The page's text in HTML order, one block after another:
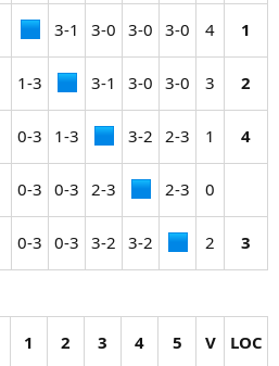
3-1​ 3-0​ 3-0​ 3-0​ 4​ 1
1-3​ 3-1​ 3-0​ 3-0​ 3​ 2
0-3​ 1-3​ 3-2​ 2-3​ 1​ 4
0-3​ 0-3​ 2-3​ 2-3​ 0​
0-3​ 0-3​ 3-2​ 3-2​ 2​
3
1 2 3 4 5 V
LOC